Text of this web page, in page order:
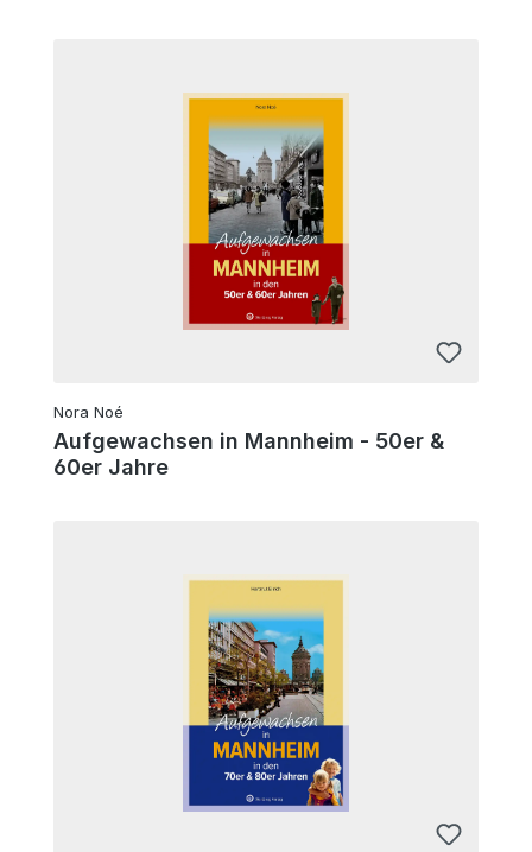
Nora Noé
Aufgewachsen in Mannheim - 50er &
60er Jahre